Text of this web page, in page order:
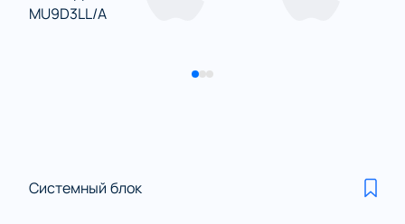
Системный блок